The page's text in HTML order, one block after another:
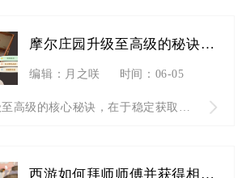
摩尔庄园升级至高级的秘诀是什么
编辑：月之咲 时间：06-05
西游如何拜师师傅并获得相应的收益